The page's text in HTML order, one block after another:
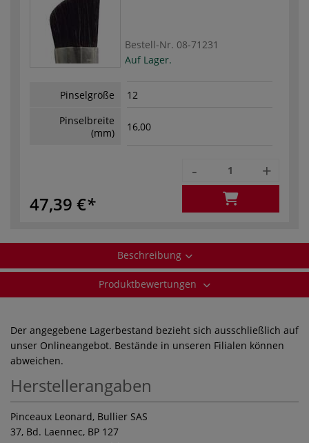
Bestell-Nr. 08-71231
Auf Lager.
Pinselgröße
12
Pinselbreite
(mm)
16,00
47,39 €
- +
Beschreibung
Produktbewertungen
Der angegebene Lagerbestand bezieht sich ausschließlich auf
unser Onlineangebot. Bestände in unseren Filialen können
abweichen.
Herstellerangaben
Pinceaux Leonard, Bullier SAS
37, Bd. Laennec, BP 127